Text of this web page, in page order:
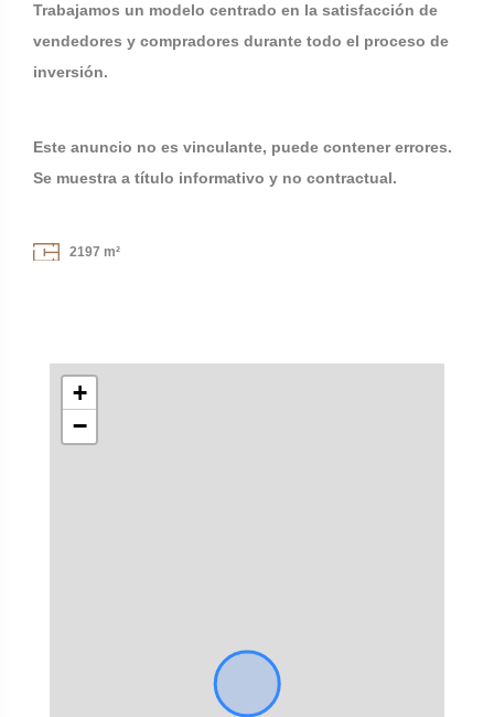
Trabajamos un modelo centrado en la satisfacción de
vendedores y compradores durante todo el proceso de
inversión.
Este anuncio no es vinculante, puede contener errores.
Se muestra a título informativo y no contractual.
2197 m²
+
−